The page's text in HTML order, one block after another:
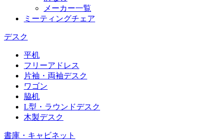
メーカー一覧
ミーティングチェア
デスク
平机
フリーアドレス
片袖・両袖デスク
ワゴン
脇机
L型・ラウンドデスク
木製デスク
書庫・キャビネット